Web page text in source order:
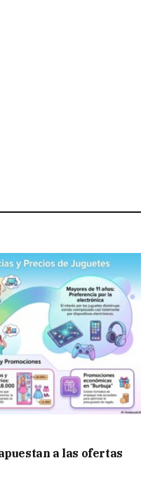
a las ofertas